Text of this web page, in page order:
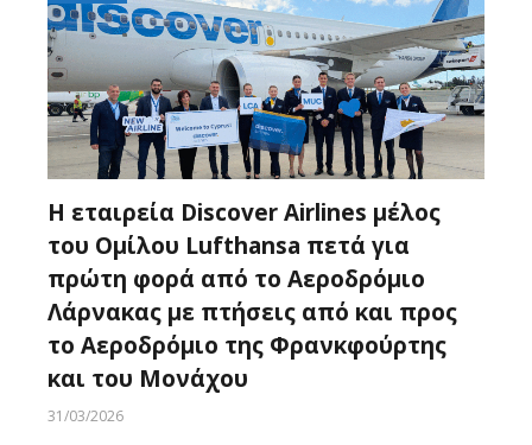
H εταιρεία Discover Airlines μέλος
του Ομίλου Lufthansa πετά για
πρώτη φορά από το Αεροδρόμιο
Λάρνακας με πτήσεις από και προς
το Αεροδρόμιο της Φρανκφούρτης
και του Μονάχου
31/03/2026